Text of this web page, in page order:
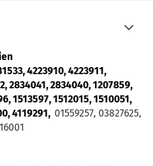
4223910, 4223911,
2834041, 2834040, 1207859,
1513597, 1512015, 1510051,
4119291, 01559257, 03827625,